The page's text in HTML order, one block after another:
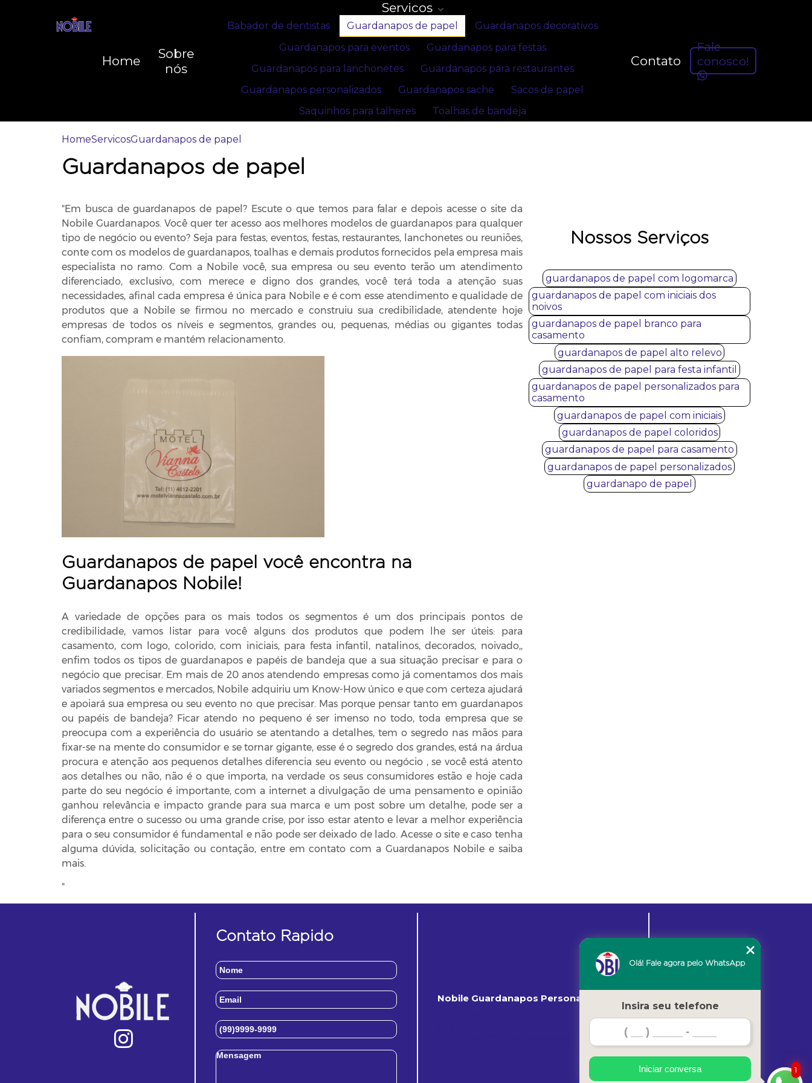
Home
Sobre
nós
Servicos
Babador de dentistas Guardanapos de papel
Guardanapos decorativos
Guardanapos para eventos
Guardanapos para festas
Guardanapos para lanchonetes
Guardanapos para restaurantes
Guardanapos personalizados
Guardanapos sache
Sacos de papel
Saquinhos para talheres
Toalhas de bandeja
Contato
Fale
conosco!
HomeServicosGuardanapos de papel
Guardanapos de papel
"Em busca de guardanapos de papel? Escute o que temos para falar e depois acesse o site da
Nobile Guardanapos. Você quer ter acesso aos melhores modelos de guardanapos para qualquer
tipo de negócio ou evento? Seja para festas, eventos, festas, restaurantes, lanchonetes ou reuniões,
conte com os modelos de guardanapos, toalhas e demais produtos fornecidos pela empresa mais
especialista no ramo. Com a Nobile você, sua empresa ou seu evento terão um atendimento
diferenciado, exclusivo, com merece e digno dos grandes, você terá toda a atenção suas
necessidades, afinal cada empresa é única para Nobile e é com esse atendimento e qualidade de
produtos que a Nobile se firmou no mercado e construiu sua credibilidade, atendente hoje
empresas de todos os níveis e segmentos, grandes ou, pequenas, médias ou gigantes todas
confiam, compram e mantém relacionamento.
Guardanapos de papel você encontra na
Guardanapos Nobile!
A variedade de opções para os mais todos os segmentos é um dos principais pontos de
credibilidade, vamos listar para você alguns dos produtos que podem lhe ser úteis: para
casamento, com logo, colorido, com iniciais, para festa infantil, natalinos, decorados, noivado,,
enfim todos os tipos de guardanapos e papéis de bandeja que a sua situação precisar e para o
negócio que precisar. Em mais de 20 anos atendendo empresas como já comentamos dos mais
variados segmentos e mercados, Nobile adquiriu um Know-How único e que com certeza ajudará
e apoiará sua empresa ou seu evento no que precisar. Mas porque pensar tanto em guardanapos
ou papéis de bandeja? Ficar atendo no pequeno é ser imenso no todo, toda empresa que se
preocupa com a experiência do usuário se atentando a detalhes, tem o segredo nas mãos para
fixar-se na mente do consumidor e se tornar gigante, esse é o segredo dos grandes, está na árdua
procura e atenção aos pequenos detalhes diferencia seu evento ou negócio , se você está atento
aos detalhes ou não, não é o que importa, na verdade os seus consumidores estão e hoje cada
parte do seu negócio é importante, com a internet a divulgação de uma pensamento e opinião
ganhou relevância e impacto grande para sua marca e um post sobre um detalhe, pode ser a
diferença entre o sucesso ou uma grande crise, por isso estar atento e levar a melhor experiência
para o seu consumidor é fundamental e não pode ser deixado de lado. Acesse o site e caso tenha
alguma dúvida, solicitação ou contação, entre em contato com a Guardanapos Nobile e saiba
mais.
"
Nossos Serviços
guardanapos de papel com logomarca
guardanapos de papel com iniciais dos
noivos
guardanapos de papel branco para
casamento
guardanapos de papel alto relevo
guardanapos de papel para festa infantil
guardanapos de papel personalizados para
casamento
guardanapos de papel com iniciais
guardanapos de papel coloridos
guardanapos de papel para casamento
guardanapos de papel personalizados
guardanapo de papel
Contato Rapido
Nobile Guardanapos Personalizado
contato@guardanaposnobile.com.br
Inicio
Home
Sobre nós
Servicos
1
Olá! Fale agora pelo WhatsApp
Insira seu telefone
Iniciar conversa